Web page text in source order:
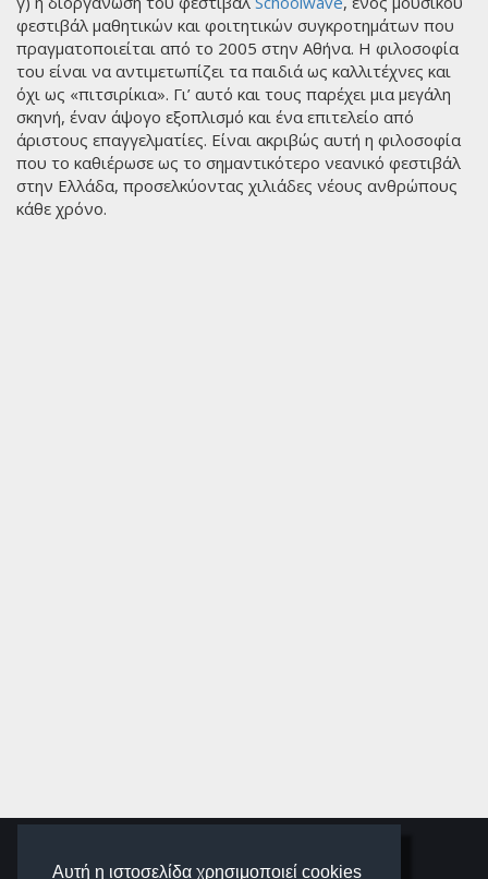
Αυτή η ιστοσελίδα χρησιμοποιεί cookies
φεστιβάλ μαθητικών και φοιτητικών συγκροτημάτων που
πραγματοποιείται από το 2005 στην Αθήνα. Η φιλοσοφία
του είναι να αντιμετωπίζει τα παιδιά ως καλλιτέχνες και
όχι ως «πιτσιρίκια». Γι’ αυτό και τους παρέχει μια μεγάλη
σκηνή, έναν άψογο εξοπλισμό και ένα επιτελείο από
άριστους επαγγελματίες. Είναι ακριβώς αυτή η φιλοσοφία
που το καθιέρωσε ως το σημαντικότερο νεανικό φεστιβάλ
στην Ελλάδα, προσελκύοντας χιλιάδες νέους ανθρώπους
κάθε χρόνο.
SCHOOLIGANS